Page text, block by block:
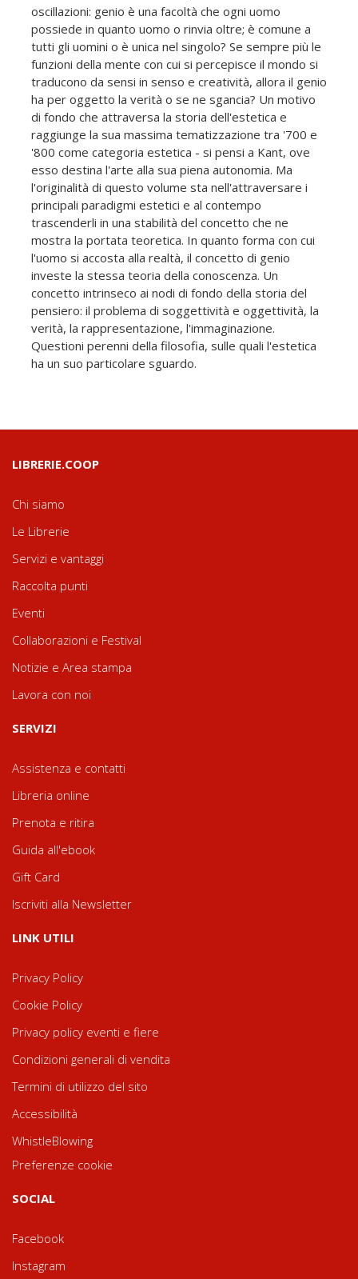
oscillazioni: genio è una facoltà che ogni uomo
possiede in quanto uomo o rinvia oltre; è comune a
tutti gli uomini o è unica nel singolo? Se sempre più le
funzioni della mente con cui si percepisce il mondo si
traducono da sensi in senso e creatività, allora il genio
ha per oggetto la verità o se ne sgancia? Un motivo
di fondo che attraversa la storia dell'estetica e
raggiunge la sua massima tematizzazione tra '700 e
'800 come categoria estetica - si pensi a Kant, ove
esso destina l'arte alla sua piena autonomia. Ma
l'originalità di questo volume sta nell'attraversare i
principali paradigmi estetici e al contempo
trascenderli in una stabilità del concetto che ne
mostra la portata teoretica. In quanto forma con cui
l'uomo si accosta alla realtà, il concetto di genio
investe la stessa teoria della conoscenza. Un
concetto intrinseco ai nodi di fondo della storia del
pensiero: il problema di soggettività e oggettività, la
verità, la rappresentazione, l'immaginazione.
Questioni perenni della filosofia, sulle quali l'estetica
ha un suo particolare sguardo.
LIBRERIE.COOP
Chi siamo
Le Librerie
Servizi e vantaggi
Raccolta punti
Eventi
Collaborazioni e Festival
Notizie e Area stampa
Lavora con noi
SERVIZI
Assistenza e contatti
Libreria online
Prenota e ritira
Guida all'ebook
Gift Card
Iscriviti alla Newsletter
LINK UTILI
Privacy Policy
Cookie Policy
Privacy policy eventi e fiere
Condizioni generali di vendita
Termini di utilizzo del sito
Accessibilità
WhistleBlowing
Preferenze cookie
SOCIAL
Facebook
Instagram